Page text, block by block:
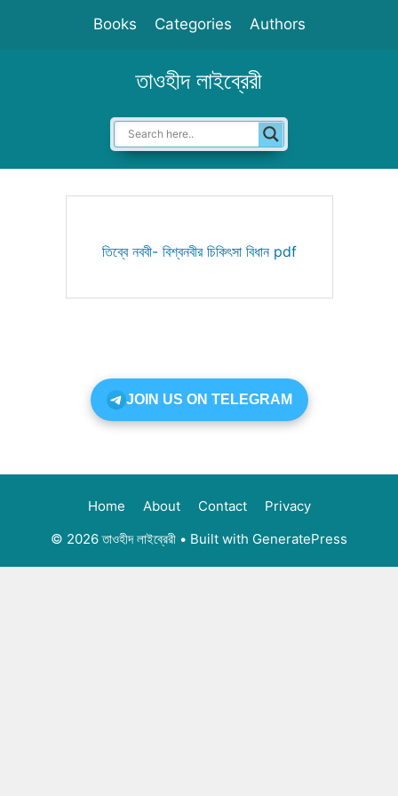
Books Categories Authors
তাওহীদ লাইব্রেরী
তিব্বে নববী- বিশ্বনবীর চিকিৎসা বিধান pdf
JOIN US ON TELEGRAM
Home About Contact
Privacy
© 2026 তাওহীদ লাইব্রেরী • Built with GeneratePress